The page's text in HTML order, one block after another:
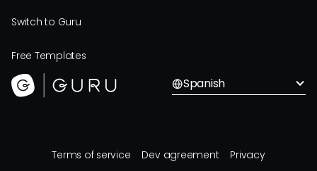
Switch to Guru
Free Templates
Spanish
Terms of service Dev agreement Privacy